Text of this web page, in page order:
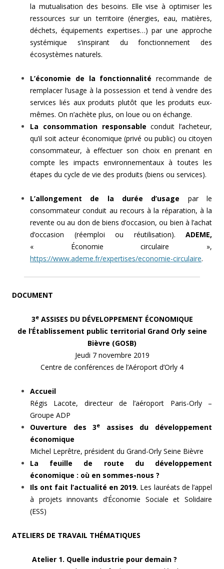
la mutualisation des besoins. Elle vise à optimiser les
ressources sur un territoire (énergies, eau, matières,
déchets, équipements expertises…) par une approche
systémique s’inspirant du fonctionnement des
écosystèmes naturels.
L’économie de la fonctionnalitérecommande de
remplacer l’usage à la possession et tend à vendre des
services liés aux produits plutôt que les produits eux-
mêmes. On n’achète plus, on loue ou on échange.
La consommation responsableconduit l’acheteur,
qu’il soit acteur économique (privé ou public) ou citoyen
consommateur, à effectuer son choix en prenant en
compte les impacts environnementaux à toutes les
étapes du cycle de vie des produits (biens ou services).
L’allongement de la durée d’usage par le
consommateur conduit au recours à la réparation, à la
revente ou au don de biens d’occasion, ou bien à l’achat
d’occasion (réemploi ou réutilisation). ADEME,
« Économie circulaire »,
https://www.ademe.fr/expertises/economie-circulaire.
DOCUMENT
3eASSISES DU DÉVELOPPEMENT ÉCONOMIQUE
de l’Établissement public territorial Grand Orly seine
Bièvre (GOSB)
Jeudi 7 novembre 2019
Centre de conférences de l’Aéroport d’Orly 4
Accueil
Régis Lacote, directeur de l’aéroport Paris-Orly –
Groupe ADP
Ouverture des 3e
assises du développement
économique
Michel Leprêtre, président du Grand-Orly Seine Bièvre
La feuille de route du développement
économique : où en sommes-nous ?
Ils ont fait l’actualité en 2019. Les lauréats de l’appel
à projets innovants d’Économie Sociale et Solidaire
(ESS)
ATELIERS DE TRAVAIL THÉMATIQUES
Atelier 1. Quelle industrie pour demain ?